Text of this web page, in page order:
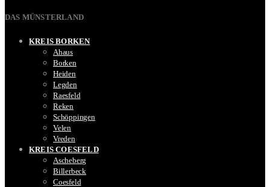
DAS MÜNSTERLAND
KREIS BORKEN
Ahaus
Borken
Heiden
Legden
Raesfeld
Reken
Schöppingen
Velen
Vreden
KREIS COESFELD
Ascheberg
Billerbeck
Coesfeld